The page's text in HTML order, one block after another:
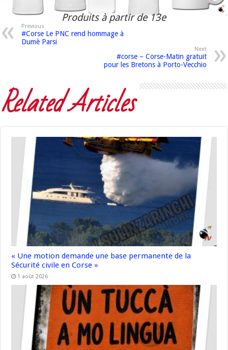
Produits à partir de 13e
Previous
#Corse Le PNC rend hommage à
Dumè Parsi
Next
#corse – Corse-Matin gratuit
pour les Bretons à Porto-Vecchio
Related Articles
« Une motion demande une base permanente de la
Sécurité civile en Corse »
1 août 2026